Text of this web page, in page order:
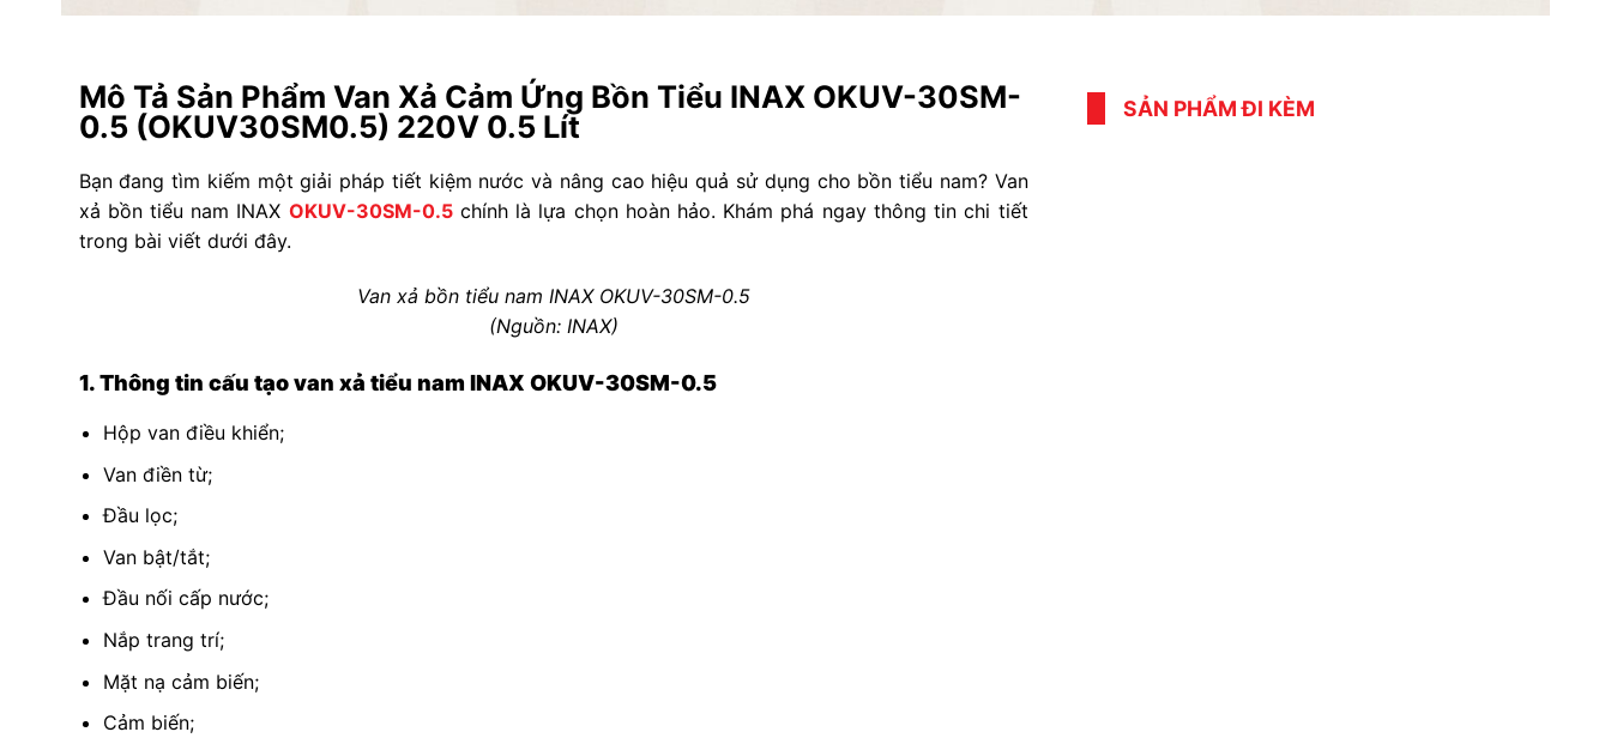
Mô Tả Sản Phẩm Van Xả Cảm Ứng Bồn Tiểu INAX OKUV-30SM-
0.5 (OKUV30SM0.5) 220V 0.5 Lít
Bạn đang tìm kiếm một giải pháp tiết kiệm nước và nâng cao hiệu quả sử dụng cho bồn tiểu nam? Van
xả bồn tiểu nam INAX OKUV-30SM-0.5chính là lựa chọn hoàn hảo. Khám phá ngay thông tin chi tiết
trong bài viết dưới đây.
Van xả bồn tiểu nam INAX OKUV-30SM-0.5
(Nguồn: INAX)
1. Thông tin cấu tạo van xả tiểu nam INAX OKUV-30SM-0.5
Hộp van điều khiển;
Van điền từ;
Đầu lọc;
Van bật/tắt;
Đầu nối cấp nước;
Nắp trang trí;
Mặt nạ cảm biến;
Cảm biến;
SẢN PHẨM ĐI KÈM